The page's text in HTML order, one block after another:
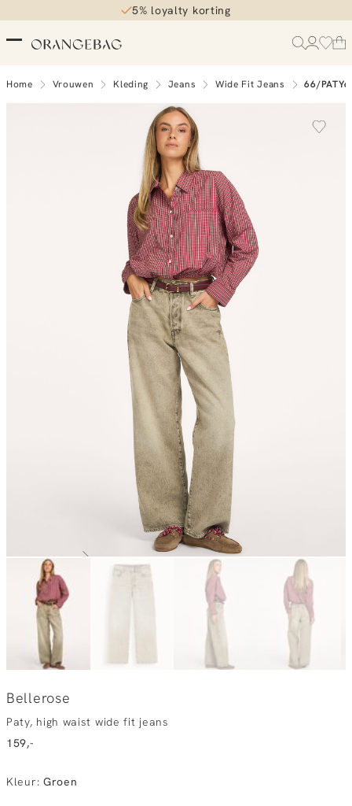
5% loyalty korting
Home Vrouwen Kleding Jeans Wide Fit Jeans 66/
Bellerose
Paty, high waist wide fit jeans
159,-
Kleur: Groen